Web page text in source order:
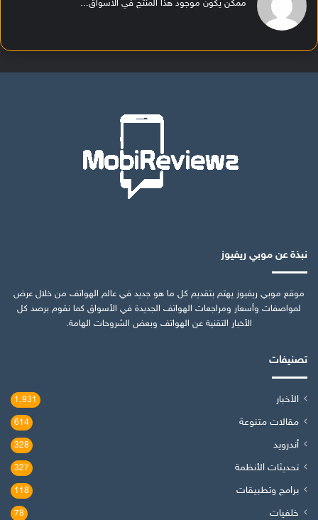
ممكن يكون موجود هذا المنتج في الأسواق...
نبذة عن موبي ريفيوز
موقع موبي ريفيوز يهتم بتقديم كل ما هو جديد في عالم الهواتف من خلال عرض
لمواصفات وأسعار ومراجعات الهواتف الجديدة في الأسواق كما نقوم برصد كل
الأخبار التقنية عن الهواتف وبعض الشروحات الهامة.
تصنيفات
الأخبار 1٬931
مقالات متنوعة 614
أندرويد 328
تحديثات الأنظمة 327
برامج وتطبيقات 118
خلفيات 78